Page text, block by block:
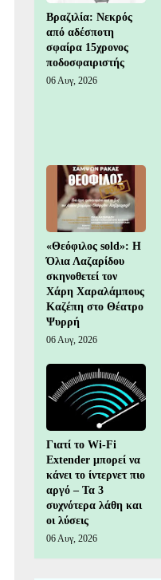
Βραζιλία: Νεκρός
από αδέσποτη
σφαίρα 15χρονος
ποδοσφαιριστής
06 Αυγ, 2026
«Θεόφιλος sold»: Η
Όλια Λαζαρίδου
σκηνοθετεί τον
Χάρη Χαραλάμπους
Καζέπη στο Θέατρο
Ψυρρή
06 Αυγ, 2026
Γιατί το Wi-Fi
Extender μπορεί να
κάνει το ίντερνετ πιο
αργό – Τα 3
συχνότερα λάθη και
οι λύσεις
06 Αυγ, 2026